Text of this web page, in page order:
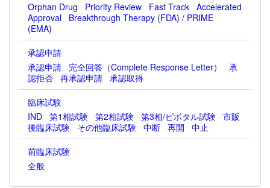
Orphan Drug
Priority Review Fast Track Accelerated
Approval
Breakthrough Therapy (FDA) / PRIME
(EMA)
承認申請
承認申請
完全回答（Complete Response Letter）
承
認拒否 再承認申請 承認取得
臨床試験
IND 第1相試験 第2相試験 第3相/ピボタル試験 市販
後臨床試験
その他臨床試験 中断 再開
中止
前臨床試験
全般